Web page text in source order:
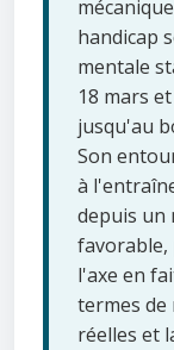
handicap
mentale
18 mars
jusqu'au
Son
à
depuis un
favorable,
l'axe en
termes de
réelles et